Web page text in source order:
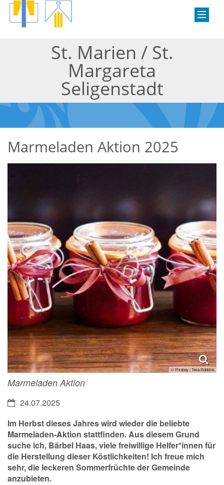
St. Marien / St.
Margareta
Seligenstadt
Marmeladen Aktion 2025
© Pixabay / Tesa Robbins
Marmeladen Aktion
Datum:24.07.2025
Im Herbst dieses Jahres wird wieder die beliebte
Marmeladen-Aktion stattfinden. Aus diesem Grund
suche ich, Bärbel Haas, viele freiwillige Helfer*innen für
die Herstellung dieser Köstlichkeiten! Ich freue mich
sehr, die leckeren Sommerfrüchte der Gemeinde
anzubieten.